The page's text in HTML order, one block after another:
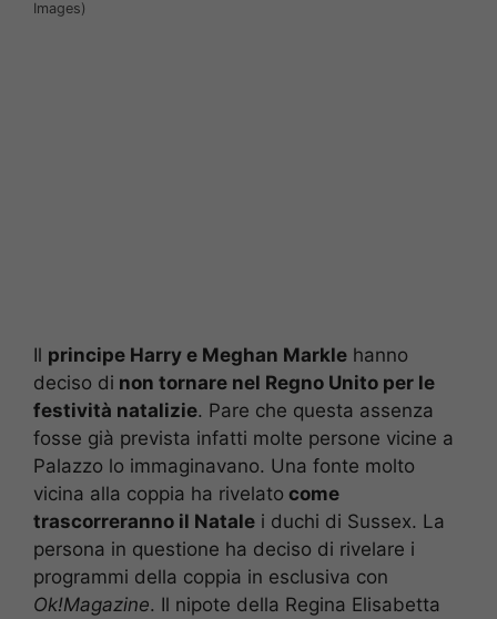
Images)
Il principe Harry e Meghan Markle hanno
deciso di non tornare nel Regno Unito per le
festività natalizie. Pare che questa assenza
fosse già prevista infatti molte persone vicine a
Palazzo lo immaginavano. Una fonte molto
vicina alla coppia ha rivelato come
trascorreranno il Natale i duchi di Sussex. La
persona in questione ha deciso di rivelare i
programmi della coppia in esclusiva con
Ok!Magazine. Il nipote della Regina Elisabetta